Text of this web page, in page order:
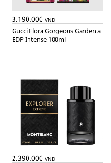
3.190.000 VNĐ
Gucci Flora Gorgeous Gardenia
EDP Intense 100ml
2.390.000 VNĐ